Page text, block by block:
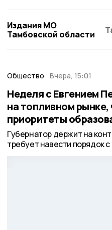
Издания МО
Тамбовской области
Общество Вчера, 15:01
Неделя с Евгением
на топливном рынке,
приоритеты
Губернатор держит на
требует навести порядок